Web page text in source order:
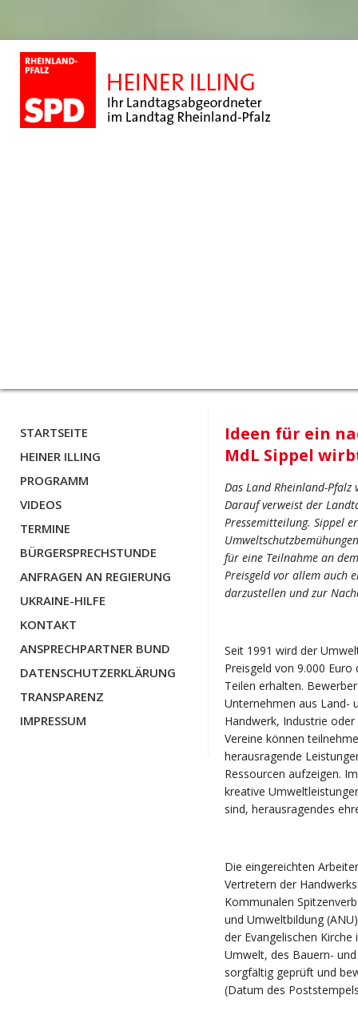
STARTSEITE
HEINER ILLING
PROGRAMM
VIDEOS
TERMINE
BÜRGERSPRECHSTUNDE
ANFRAGEN AN REGIERUNG
UKRAINE-HILFE
KONTAKT
ANSPRECHPARTNER BUND
DATENSCHUTZERKLÄRUNG
TRANSPARENZ
IMPRESSUM
Ideen für ein
MdL Sippel
Das Land Rheinland-
Darauf verweist der
Pressemitteilung. Sippel
für eine Teilnahme an
Preisgeld vor allem auch
darzustellen und zur
Seit 1991 wird der
Preisgeld von 9.000
Teilen erhalten.
Unternehmen aus Land-
Handwerk, Industrie
Vereine können
herausragende
Ressourcen aufzeigen.
kreative
sind, herausragendes
Die eingereichten
Vertretern der
Kommunalen
und Umweltbildung
der Evangelischen
Umwelt, des Bauern-
sorgfältig geprüft und
(Datum des